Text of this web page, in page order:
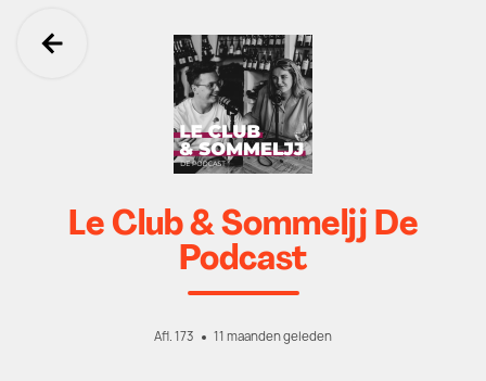
Ga terug
Le Club & Sommeljj De
Podcast
Afl. 173 11 maanden geleden